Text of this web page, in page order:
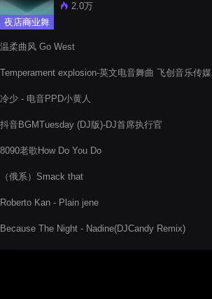
夜店商业舞
2.0万
温柔曲风 Go West
Temperament explosion-英文电音舞曲 飞创音乐传媒
冷少 - 电音PPD小黄人
抖音BGMTuesday (DJ版)-DJ首席执行官
8090老歌How Do You Do
（俄系）Smack that
Roberto Kan - Plain jene
Because The Night - Nadine(DJCandy Remix)